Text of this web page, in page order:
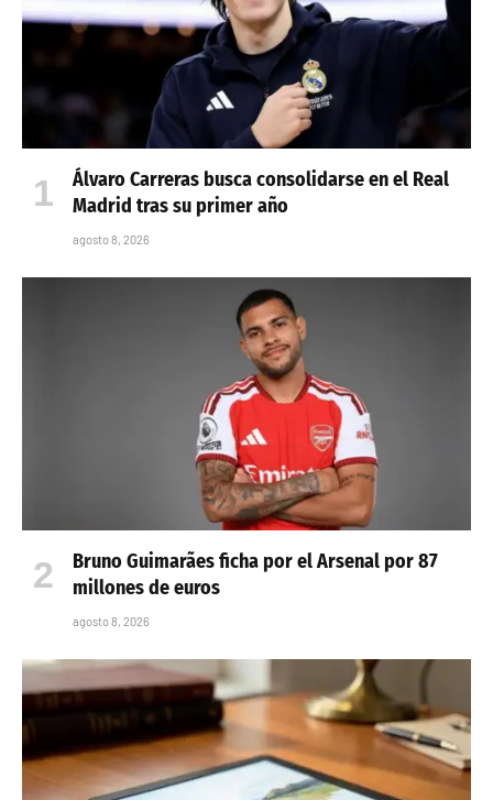
Álvaro Carreras busca consolidarse en el Real
Madrid tras su primer año
agosto 8, 2026
Bruno Guimarães ficha por el Arsenal por 87
millones de euros
agosto 8, 2026